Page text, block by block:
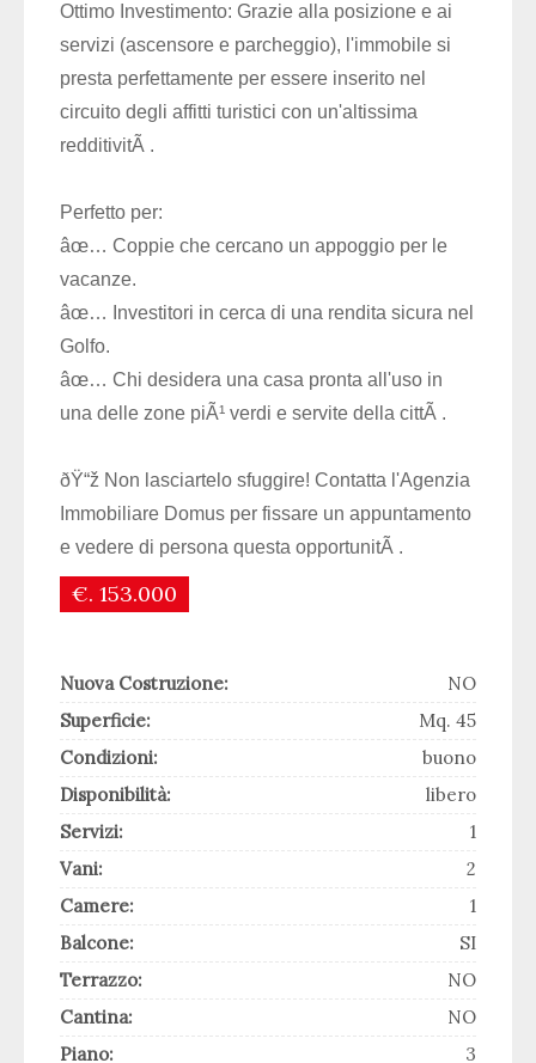
Ottimo Investimento: Grazie alla posizione e ai
servizi (ascensore e parcheggio), l'immobile si
presta perfettamente per essere inserito nel
circuito degli affitti turistici con un'altissima
redditivitÃ .
Perfetto per:
âœ… Coppie che cercano un appoggio per le
vacanze.
âœ… Investitori in cerca di una rendita sicura nel
Golfo.
âœ… Chi desidera una casa pronta all'uso in
una delle zone piÃ¹ verdi e servite della cittÃ .
ðŸ“ž Non lasciartelo sfuggire! Contatta l'Agenzia
Immobiliare Domus per fissare un appuntamento
e vedere di persona questa opportunitÃ .
€. 153.000
Nuova Costruzione:
NO
Superficie:
Mq. 45
Condizioni:
buono
Disponibilità:
libero
Servizi:
1
Vani:
2
Camere:
1
Balcone:
SI
Terrazzo:
NO
Cantina:
NO
Piano:
3